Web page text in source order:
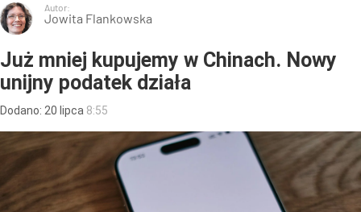
Autor:
Jowita Flankowska
Już mniej kupujemy w Chinach. Nowy
unijny podatek działa
Dodano: 20 lipca 8:55